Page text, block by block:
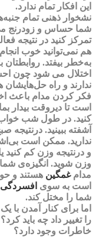
این افکار تمام ندارد.
نشخوار ذهنی تمام
شما حساس و زودرنج
تمرکز کنید در نتیجه
هم نمی‌توانید خوب
به‌خطر بیفتد. روابطتان
اختلال می شود چون
ندارند و راه
فکر کردن مدام باعث
است تا دیروقت بیدار
کنید. در طول شب خواب
آشفته ببینید.
ندارید. ممکن است
و درنتیجه وزن کم
وزن شوید. انگیزه‌ی
مدامغمگین هستند و
است به سوی افسردگی
شما را مختل کند.
اما برای کنار آمدن با
را تغییر داد چه باید
خاطرات وجود دارد؟